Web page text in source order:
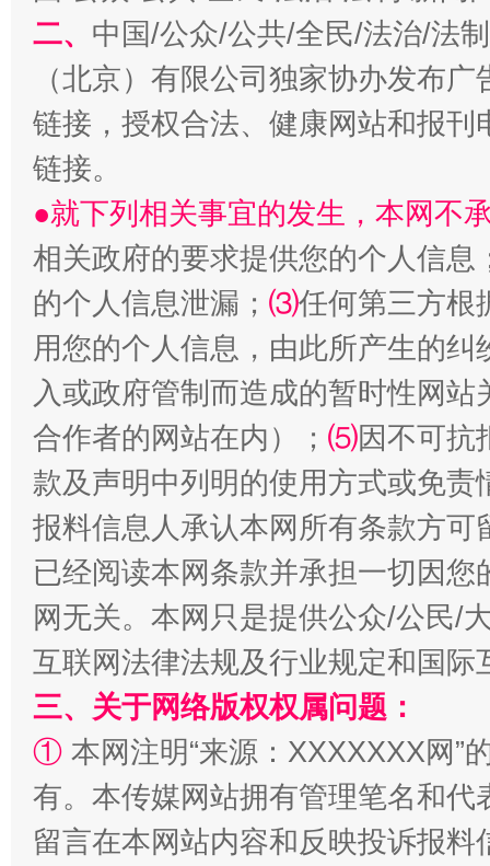
揭开“小金库”的免责幌子
受贿1.44亿！段成刚被判无期 从幼
全民健身五年计划来了！等你上场
二、 中国/公众/公共/全民/法治/法
（北京）有限公司独家协办发布
链接，授权合法、健康网站和报
链接。
●就下列相关事宜的发生，本网不
相关政府的要求提供您的个人信息
的个人信息泄漏； ⑶任何第三方根
用您的个人信息，由此所产生的纠
入或政府管制而造成的暂时性网
合作者的网站在内）； ⑸因不可抗
款及声明中列明的使用方式或免责
报料信息人承认本网所有条款方
已经阅读本网条款并承担一切因
网无关。本网只是提供公众/公民/
互联网法律法规及行业规定和国
三、关于网络版权权属问题：
① 本网注明“来源：XXXXXXX网”
有。本传媒网站拥有管理笔名和
留言在本网站内容和反映投诉报